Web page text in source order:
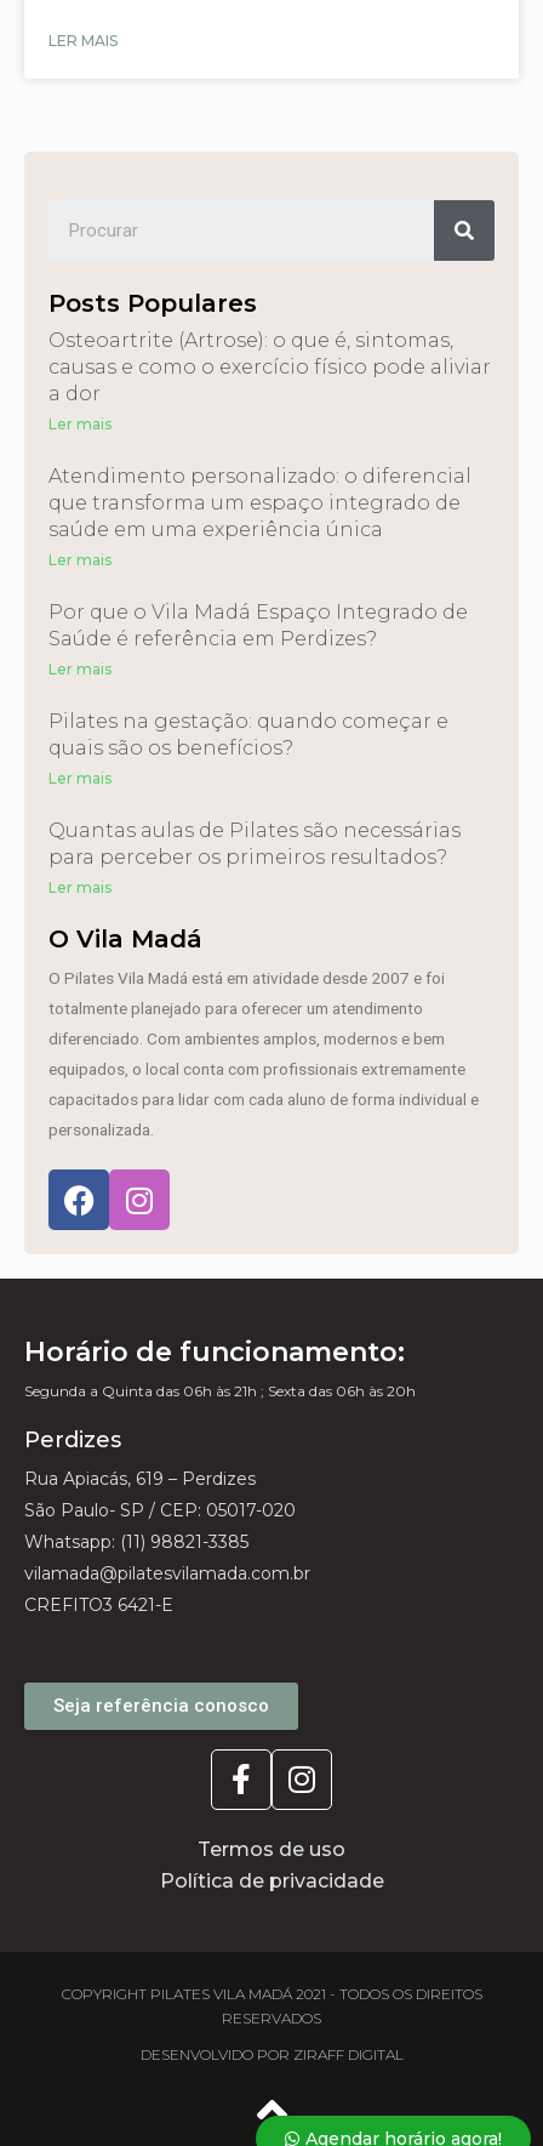
LER MAIS
Posts Populares
Osteoartrite (Artrose): o que é, sintomas,
causas e como o exercício físico pode aliviar
a dor
Ler mais
Atendimento personalizado: o diferencial
que transforma um espaço integrado de
saúde em uma experiência única
Ler mais
Por que o Vila Madá Espaço Integrado de
Saúde é referência em Perdizes?
Ler mais
Pilates na gestação: quando começar e
quais são os benefícios?
Ler mais
Quantas aulas de Pilates são necessárias
para perceber os primeiros resultados?
Ler mais
O Vila Madá
O Pilates Vila Madá está em atividade desde 2007 e foi
totalmente planejado para oferecer um atendimento
diferenciado. Com ambientes amplos, modernos e bem
equipados, o local conta com profissionais extremamente
capacitados para lidar com cada aluno de forma individual e
personalizada.
Termos de uso
Política de privacidade
Horário de funcionamento:
Segunda a Quinta das 06h às 21h ; Sexta das 06h às 20h
Perdizes
Rua Apiacás, 619 – Perdizes
São Paulo- SP / CEP: 05017-020
Whatsapp: (11) 98821-3385
vilamada@pilatesvilamada.com.br
CREFITO3 6421-E
Seja referência conosco
COPYRIGHT PILATES VILA MADÁ 2021 - TODOS OS DIREITOS
RESERVADOS
DESENVOLVIDO POR ZIRAFF DIGITAL
Agendar horário agora!